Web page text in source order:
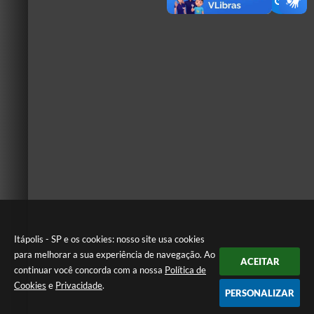
Itápolis - SP e os cookies: nosso site usa cookies
para melhorar a sua experiência de navegação. Ao
continuar você concorda com a nossa Política de
Cookies e Privacidade.
ACEITAR
PERSONALIZAR